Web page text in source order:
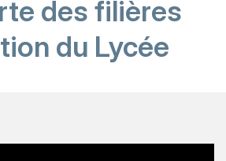
du Lycée